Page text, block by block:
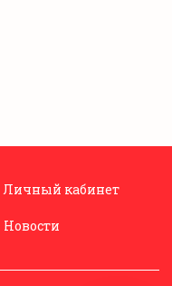
Личный кабинет
Новости